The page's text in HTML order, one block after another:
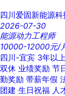
四川爱固新能源
2026-07-30
能源动力工程师
10000-12000元/
四川-宜宾 3年以
双休 业绩奖励 节
勤奖励 带薪年假
团建 生日祝福 人